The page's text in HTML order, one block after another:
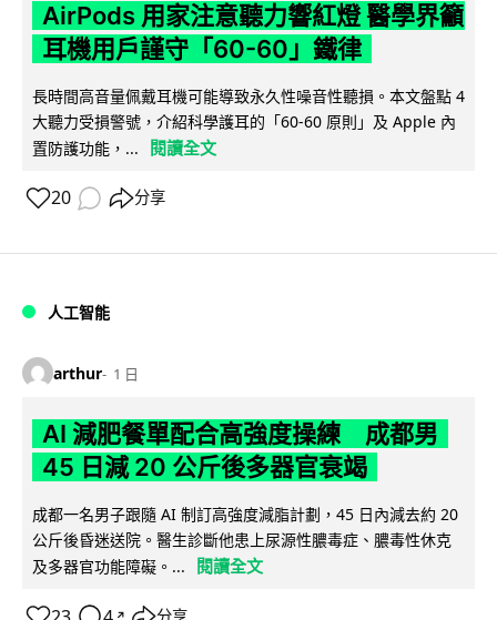
AirPods 用家注意聽力響紅燈 醫學界籲
耳機用戶謹守「60-60」鐵律
長時間高音量佩戴耳機可能導致永久性噪音性聽損。本文盤點 4
大聽力受損警號，介紹科學護耳的「60-60 原則」及 Apple 內
置防護功能，...
閱讀全文
20 分享
人工智能
arthur 1 日
AI 減肥餐單配合高強度操練 成都男
45 日減 20 公斤後多器官衰竭
成都一名男子跟隨 AI 制訂高強度減脂計劃，45 日內減去約 20
公斤後昏迷送院。醫生診斷他患上尿源性膿毒症、膿毒性休克
及多器官功能障礙。...
閱讀全文
↗